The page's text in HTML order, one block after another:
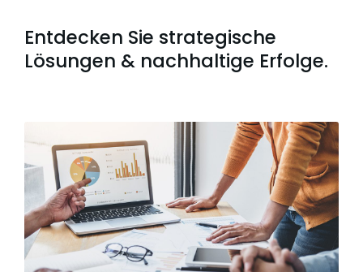
Entdecken Sie strategische
Lösungen & nachhaltige Erfolge.